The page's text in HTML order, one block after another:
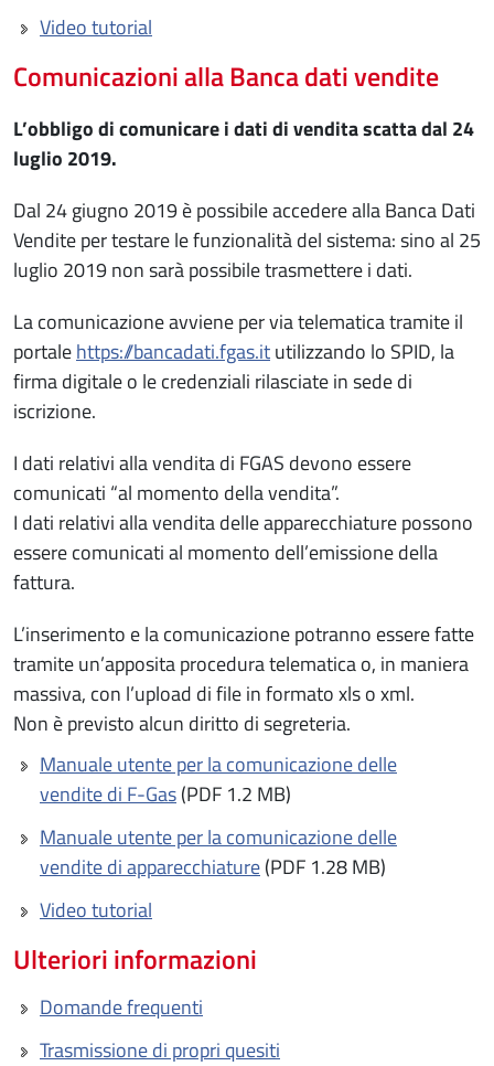
Video tutorial
Comunicazioni alla Banca dati vendite
L’obbligo di comunicare i dati di vendita scattadal 24
luglio 2019.
Dal 24 giugno 2019 è possibile accedere alla Banca Dati
Vendite per testare le funzionalità del sistema: sino al 25
luglio 2019 non sarà possibile trasmettere i dati.
La comunicazione avviene per via telematica tramite il
portalehttps://bancadati.fgas.itutilizzando lo SPID, la
firma digitale o le credenziali rilasciate in sede di
iscrizione.
I dati relativi alla vendita di FGAS devono essere
comunicati “al momento della vendita”.
I dati relativi alla vendita delle apparecchiature possono
essere comunicati al momento dell’emissione della
fattura.
L’inserimento e la comunicazione potranno essere fatte
tramite un’apposita procedura telematica o, in maniera
massiva, con l’upload di file in formato xls o xml.
Non è previsto alcun diritto di segreteria.
Manuale utente per la comunicazione delle
vendite di F-Gas(PDF 1.2 MB)
Manuale utente per la comunicazione delle
vendite di apparecchiature(PDF 1.28 MB)
Video tutorial
Ulteriori informazioni
Domande frequenti
Trasmissione di propri quesiti